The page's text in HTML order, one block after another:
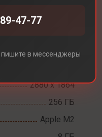
15 M2
2880 x 1864
256 ГБ
Apple M2
47-77
пишите в мессенджеры